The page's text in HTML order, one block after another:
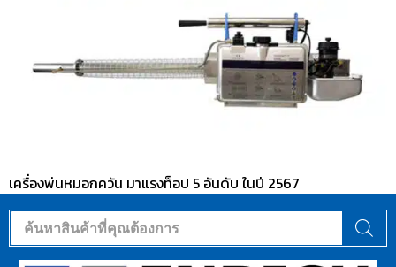
เครื่องพ่นหมอกควัน มาแรงท็อป 5 อันดับ ในปี 2567